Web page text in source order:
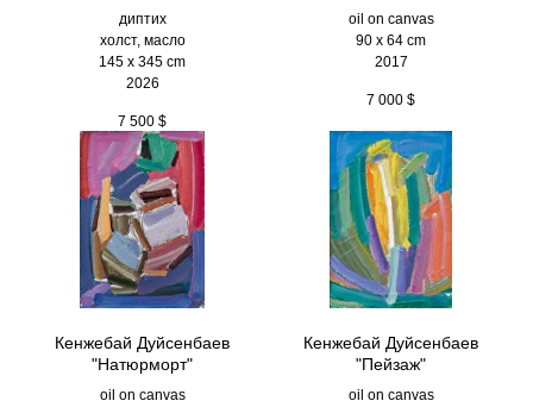
диптих
холст, масло
145 х 345 cm
2026
7 500 $
oil on canvas
90 x 64 cm
2017
7 000 $
Кенжебай Дуйсенбаев
"Натюрморт"
oil on canvas
Кенжебай Дуйсенбаев
"Пейзаж"
oil on canvas